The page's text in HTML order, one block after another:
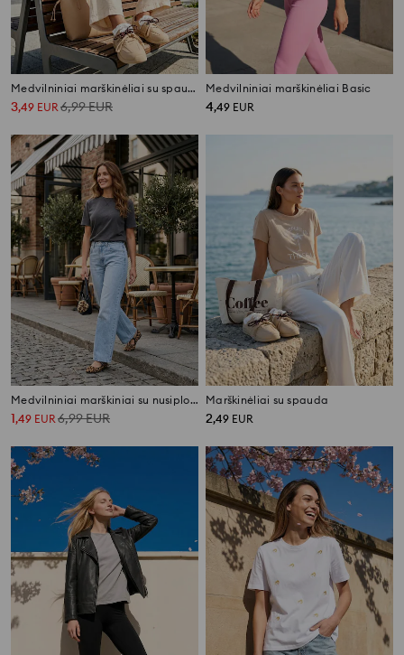
Medvilniniai marškinėliai su spauda
3,49 EUR6,99EUR
Medvilniniai marškinėliai Basic
4,49 EUR
Medvilniniai marškiniai su nusiplovimo efektu
1,49 EUR 6,99EUR
Marškinėliai su spauda
2,49 EUR